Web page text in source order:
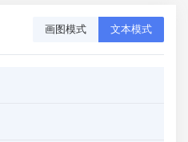
画图模式 文本模式